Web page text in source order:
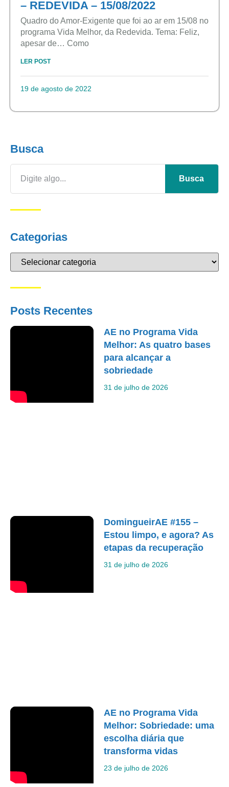
– REDEVIDA – 15/08/2022
Quadro do Amor-Exigente que foi ao ar em 15/08 no
programa Vida Melhor, da Redevida. Tema: Feliz,
apesar de… Como
LER POST
19 de agosto de 2022
Busca
Busca
Categorias
Posts Recentes
AE no Programa Vida
Melhor: As quatro bases
para alcançar a
sobriedade
31 de julho de 2026
DomingueirAE #155 –
Estou limpo, e agora? As
etapas da recuperação
31 de julho de 2026
AE no Programa Vida
Melhor: Sobriedade: uma
escolha diária que
transforma vidas
23 de julho de 2026